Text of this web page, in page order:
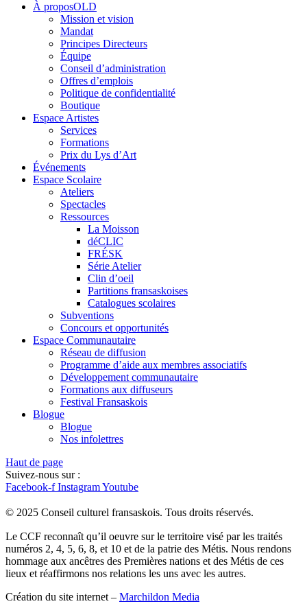
À proposOLD
Mission et vision
Mandat
Principes Directeurs
Équipe
Conseil d’administration
Offres d’emplois
Politique de confidentialité
Boutique
Espace Artistes
Services
Formations
Prix du Lys d’Art
Événements
Espace Scolaire
Ateliers
Spectacles
Ressources
La Moisson
déCLIC
FRÉSK
Série Atelier
Clin d’oeil
Partitions fransaskoises
Catalogues scolaires
Subventions
Concours et opportunités
Espace Communautaire
Réseau de diffusion
Programme d’aide aux membres associatifs
Développement communautaire
Formations aux diffuseurs
Festival Fransaskois
Blogue
Blogue
Nos infolettres
Haut de page
Suivez-nous sur :
Facebook-f InstagramYoutube
© 2025 Conseil culturel fransaskois. Tous droits réservés.
Le CCF reconnaît qu’il oeuvre sur le territoire visé par les traités
numéros 2, 4, 5, 6, 8, et 10 et de la patrie des Métis. Nous rendons
hommage aux ancêtres des Premières nations et des Métis de ces
lieux et réaffirmons nos relations les uns avec les autres.
Création du site internet – Marchildon Media